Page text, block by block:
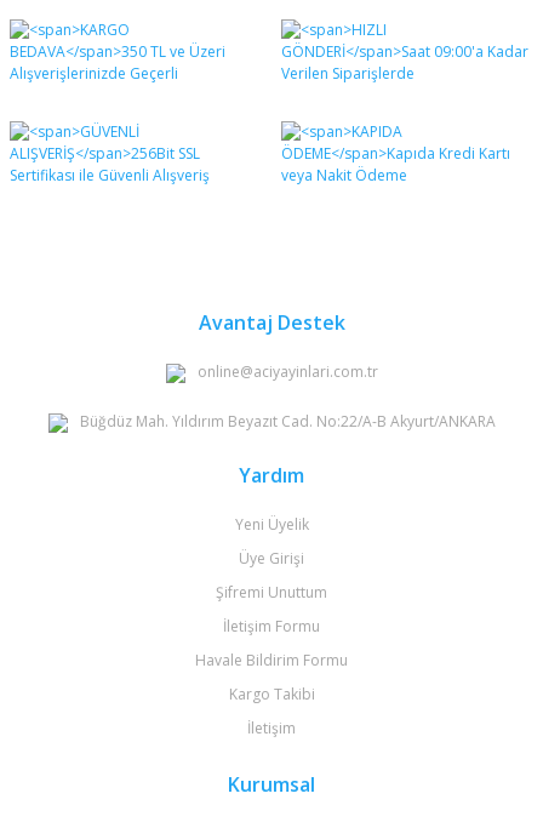
Avantaj Destek
online@aciyayinlari.com.tr
Büğdüz Mah. Yıldırım Beyazıt Cad. No:22/A-B Akyurt/ANKARA
Yardım
Yeni Üyelik
Üye Girişi
Şifremi Unuttum
İletişim Formu
Havale Bildirim Formu
Kargo Takibi
İletişim
Kurumsal